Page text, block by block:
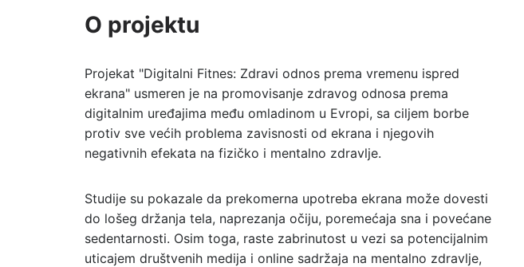
O projektu
Projekat "Digitalni Fitnes: Zdravi odnos prema vremenu ispred
ekrana" usmeren je na promovisanje zdravog odnosa prema
digitalnim uređajima među omladinom u Evropi, sa ciljem borbe
protiv sve većih problema zavisnosti od ekrana i njegovih
negativnih efekata na fizičko i mentalno zdravlje.
Studije su pokazale da prekomerna upotreba ekrana može dovesti
do lošeg držanja tela, naprezanja očiju, poremećaja sna i povećane
sedentarnosti. Osim toga, raste zabrinutost u vezi sa potencijalnim
uticajem društvenih medija i online sadržaja na mentalno zdravlje,